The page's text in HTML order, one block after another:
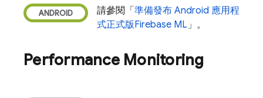
請參閱「 準備發布 Android 應用程
式正式版Firebase ML」。
Performance Monitoring